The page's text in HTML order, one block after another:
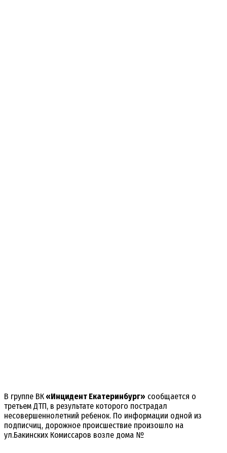
В группе ВК «Инцидент Екатеринбург» сообщается о
третьем ДТП, в результате которого пострадал
несовершеннолетний ребенок. По информации одной из
подписчиц, дорожное происшествие произошло на
ул.Бакинских Комиссаров возле дома №